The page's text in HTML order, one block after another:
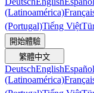
(Latinoamérica)
(Portugal)Tiếng Việt
開始體驗
繁體中文
DeutschEnglishEspañol
(Latinoamérica)